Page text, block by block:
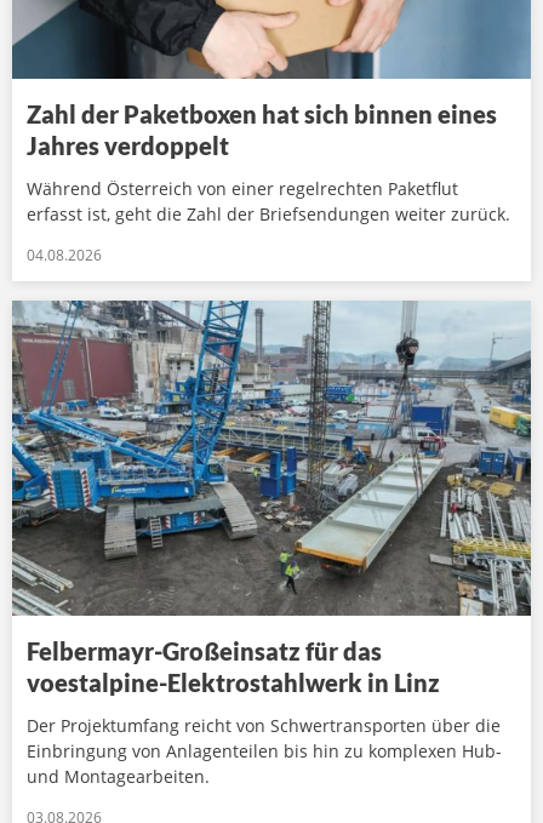
Zahl der Paketboxen hat sich binnen eines
Jahres verdoppelt
Während Österreich von einer regelrechten Paketflut
erfasst ist, geht die Zahl der Briefsendungen weiter zurück.
04.08.2026
Felbermayr-Großeinsatz für das
voestalpine-Elektrostahlwerk in Linz
Der Projektumfang reicht von Schwertransporten über die
Einbringung von Anlagenteilen bis hin zu komplexen Hub-
und Montagearbeiten.
03.08.2026